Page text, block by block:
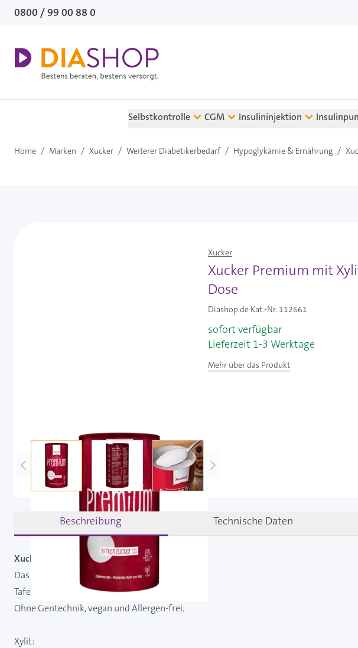
Direkt zum Inhalt
0800 / 99 00 88 0
Selbstkontrolle CGM Insulininjektion
Home / Marken / Xucker / Weiterer Diabetikerbedarf / Hypoglykämie & Ernährung /
View larger imageView larger imageView larger image
Xucker
Xucker Premium mit
Dose
Diashop.de Kat.-Nr. 112661
sofort verfügbar
Lieferzeit 1-3 Werktage
Mehr über das Produkt
Beschreibung Technische Daten
Xucker Premium mit Xylit - Süßungsmittel
Das Original aus Finnland!
Tafelsüße auf der Grundlage von Xylit
Ohne Gentechnik, vegan und Allergen-frei.
Xylit: